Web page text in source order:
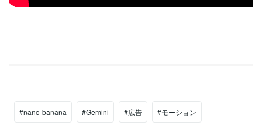
#nano-banana #Gemini #広告 #モーション